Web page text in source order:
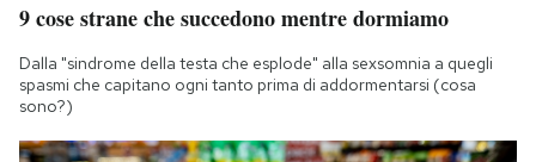
9 cose strane che succedono mentre dormiamo
Dalla "sindrome della testa che esplode" alla sexsomnia a quegli
spasmi che capitano ogni tanto prima di addormentarsi (cosa
sono?)